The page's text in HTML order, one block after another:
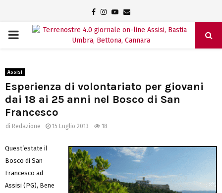
Facebook
Instagram
Youtube
Email
PRIMARY
Assisi
Esperienza di volontariato per giovani
dai 18 ai 25 anni nel Bosco di San
Francesco
di Redazione 15 Luglio 2013 18
Quest’estate il
Bosco di San
Francesco ad
Assisi (PG), Bene